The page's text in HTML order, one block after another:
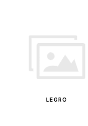
LEGRO